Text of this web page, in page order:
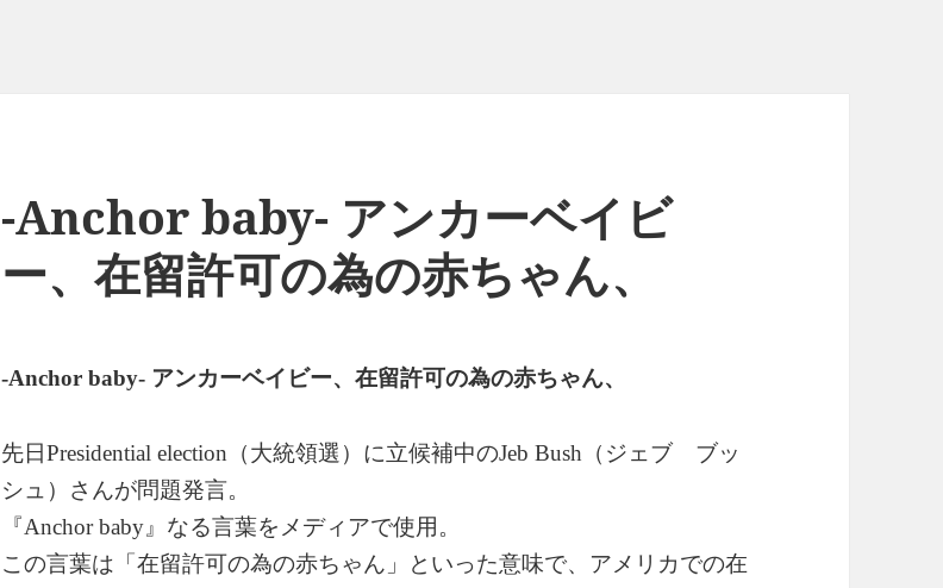
-Anchor baby- アンカーベイビ
ー、在留許可の為の赤ちゃん、
-Anchor baby- アンカーベイビー、在留許可の為の赤ちゃん、
先日Presidential election （大統領選）に立候補中のJeb Bush
（ジェブ ブッ
シュ）さんが問題発言。
『Anchor baby』なる言葉をメディアで使用。
この言葉は「在留許可の為の赤ちゃん」といった意味で、アメリカでの在